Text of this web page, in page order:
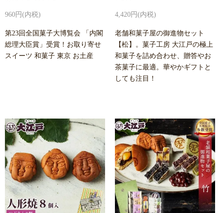
960円(内税)
第23回全国菓子大博覧会 「内閣
総理大臣賞」受賞！お取り寄せ
スイーツ 和菓子 東京 お土産
4,420円(内税)
老舗和菓子屋の御進物セット
【松】。菓子工房 大江戸の極上
和菓子を詰め合わせ、贈答やお
茶菓子に最適。華やかギフトと
しても注目！